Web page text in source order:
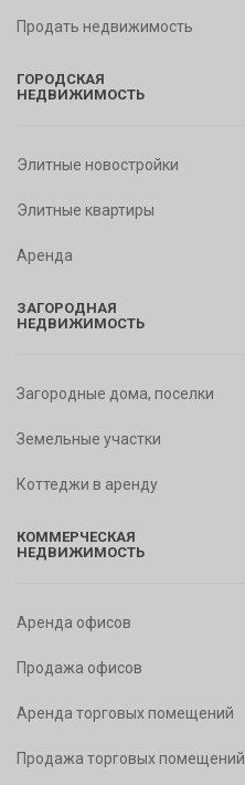
Продать недвижимость
ГОРОДСКАЯ
НЕДВИЖИМОСТЬ
Элитные новостройки
Элитные квартиры
Аренда
ЗАГОРОДНАЯ
НЕДВИЖИМОСТЬ
Загородные дома, поселки
Земельные участки
Коттеджи в аренду
КОММЕРЧЕСКАЯ
НЕДВИЖИМОСТЬ
Аренда офисов
Продажа офисов
Аренда торговых помещений
Продажа торговых помещений